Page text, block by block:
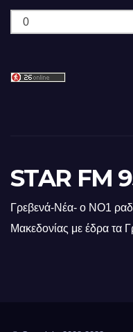
Ιστορικό
STAR FM
Γρεβενά-Νέα- ο ΝΟ1
Μακεδονίας με έδρα τα